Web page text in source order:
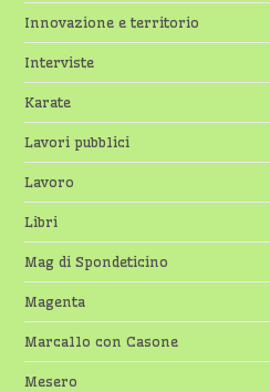
Innovazione e territorio
Interviste
Karate
Lavori pubblici
Lavoro
Libri
Mag di Spondeticino
Magenta
Marcallo con Casone
Mesero